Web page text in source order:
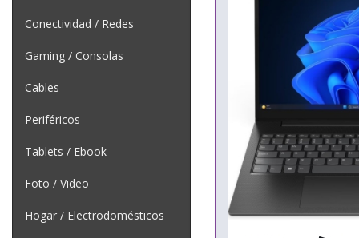
Conectividad / Redes
Gaming / Consolas
Cables
Periféricos
Tablets / Ebook
Foto / Video
Hogar / Electrodomésticos